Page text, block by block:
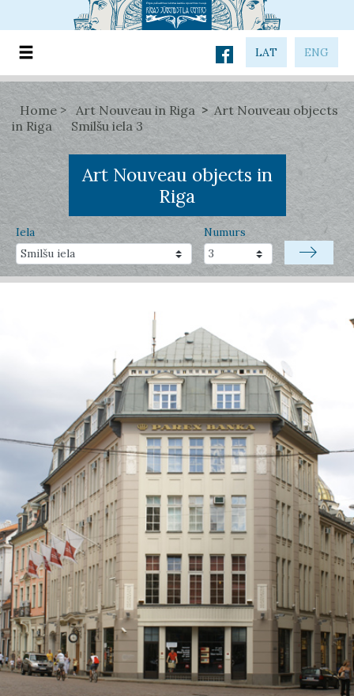
LAT ENG
Home Art Nouveau in Riga
Art Nouveau objects
in Riga
Smilšu iela 3
Art Nouveau objects in
Riga
Iela Numurs